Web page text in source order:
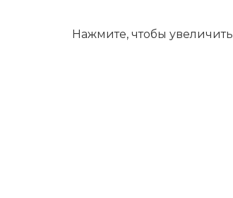
Нажмите, чтобы увеличить